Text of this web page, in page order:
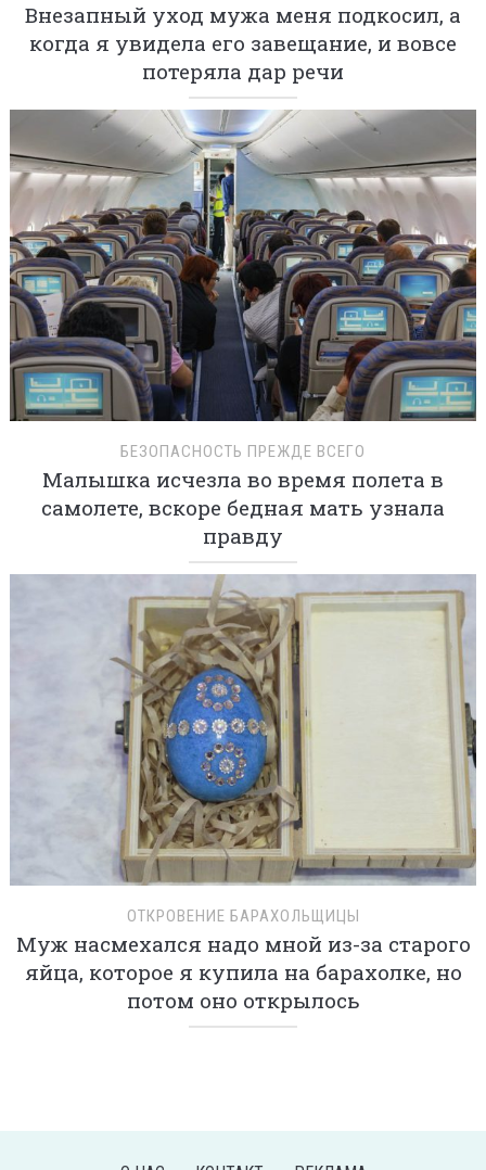
Внезапный уход мужа меня подкосил, а
когда я увидела его завещание, и вовсе
потеряла дар речи
БЕЗОПАСНОСТЬ ПРЕЖДЕ ВСЕГО
Малышка исчезла во время полета в
самолете, вскоре бедная мать узнала
правду
ОТКРОВЕНИЕ БАРАХОЛЬЩИЦЫ
Муж насмехался надо мной из-за старого
яйца, которое я купила на барахолке, но
потом оно открылось